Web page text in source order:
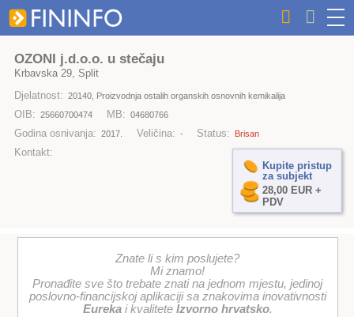
OZONI j.d.o.o. u stečaju
Krbavska 29, Split
Djelatnost: 20140, Proizvodnja ostalih organskih osnovnih kemikalija
OIB: 25660700474 MB: 04680766
Godina osnivanja: 2017. Veličina: - Status: Brisan
Kontakt:
Kupite pristup
za subjekt
28,00 EUR +
PDV
Znate li s kim poslujete?
Mi znamo!
Pronađite sve što trebate znati na jednom mjestu, jedinoj
poslovno-financijskoj aplikaciji sa znakovima inovativnosti
Eurekai kvalitete Izvorno hrvatsko.